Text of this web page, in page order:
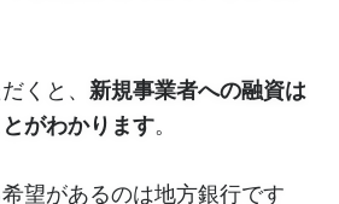
くと、 新規事業者への融資は
がわかります。
望があるのは地方銀行です